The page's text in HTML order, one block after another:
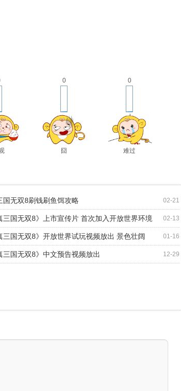
0
囧
0
难过
国无双8刷钱刷鱼饵攻略 02-21
三国无双8》上市宣传片 首次加入开放世界环境 02-13
三国无双8》开放世界试玩视频放出 景色壮阔 01-16
三国无双8》中文预告视频放出 12-29